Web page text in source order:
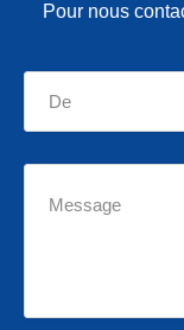
Pour nous